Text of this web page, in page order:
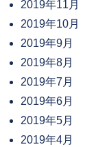
2019年11月
2019年10月
2019年9月
2019年8月
2019年7月
2019年6月
2019年5月
2019年4月